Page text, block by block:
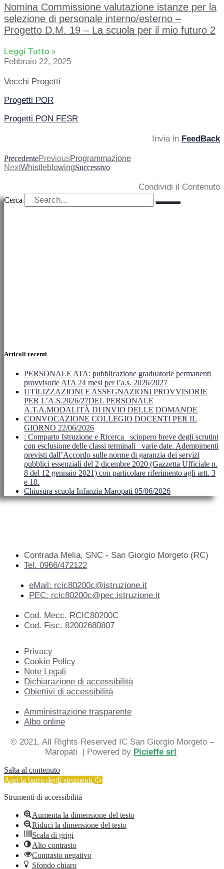
Nomina Commissione valutazione istanze per la
selezione di personale interno/esterno –
Progetto D.M. 19 – La scuola per il mio futuro 2
Leggi Tutto »
Febbraio 22, 2025
Vecchi Progetti
Progetti POR
Progetti PON FESR
Invia in FeedBack
PrecedentePreviousProgrammazione
NextWhistleblowingSuccessivo
Condividi il Contenuto
Cerca
Articoli recenti
PERSONALE ATA: pubblicazione graduatorie permanenti
provvisorie ATA 24 mesi per l’a.s. 2026/2027
UTILIZZAZIONI E ASSEGNAZIONI PROVVISORIE
PER L’A.S.2026/27DEL PERSONALE
A.T.A.MODALITÀ DI INVIO DELLE DOMANDE
CONVOCAZIONE COLLEGIO DOCENTI PER IL
GIORNO 22/06/2026
: Comparto Istruzione e Ricerca_ sciopero breve degli scrutini
con esclusione delle classi terminali_ varie date. Adempimenti
previsti dall’Accordo sulle norme di garanzia dei servizi
pubblici essenziali del 2 dicembre 2020 (Gazzetta Ufficiale n.
8 del 12 gennaio 2021) con particolare riferimento agli artt. 3
e 10.
Chiusura scuola Infanzia Maropati 05/06/2026
Contrada Melia, SNC - San Giorgio Morgeto (RC)
Tel. 0966/472122
eMail: rcic80200c@istruzione.it
PEC: rcic80200c@pec.istruzione.it
Cod. Mecc. RCIC80200C
Cod. Fisc. 82002680807
Privacy
Cookie Policy
Note Legali
Dichiarazione di accessibilità
Obiettivi di accessibilità
Amministrazione trasparente
Albo online
© 2021, All Rights Reserved IC San Giorgio Morgeto –
Maropati
| Powered by Picieffe srl
Salta al contenuto
Apri la barra degli strumenti
Strumenti di accessibilità
Aumenta la dimensione del testo
Riduci la dimensione del testo
Scala di grigi
Alto contrasto
Contrasto negativo
Sfondo chiaro